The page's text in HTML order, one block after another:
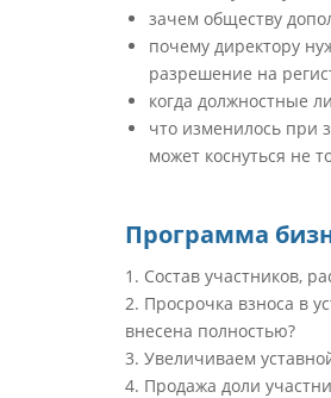
зачем обществу
почему директору
разрешение на
когда должностные
что изменилось при
может коснуться не
Программа
1. Состав участников,
2. Просрочка взноса в
внесена полностью?
3. Увеличиваем
4. Продажа доли